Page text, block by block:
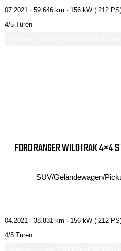
07.2021 · 59.646 km · 156 kW ( 212 PS)
4/5 Türen
FORD RANGER WILDTRAK 4×4
SUV/Geländewagen/
04.2021 · 38.831 km · 156 kW ( 212 PS)
4/5 Türen